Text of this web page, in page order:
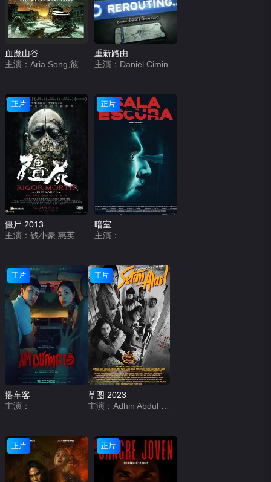
血魔山谷
主演：Aria Song,彼得·谢雷科,布莱恩·沙克蒂,Ernest Marsh,希瑟·蕾妮·韦克,查尔斯·克利夫兰
重新路由
主演：Daniel CiminiKevin SavoRocky Savo
正片
僵尸 2013
正片
暗室
主演：
正片
搭车客
主演：
正片
草图 2023
正片 正片